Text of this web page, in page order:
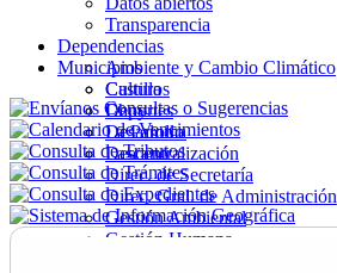
Transparencia
Dependencias
Ambiente y Cambio Climático
Cultura
Deportes
Desarrollo
Descentralización
Direc. de Secretaría
Direc. Gral. de Administración
Gestión Ambiental
Gestión Humana
Municipios
Castillos
Chuy
La Paloma
Lascano